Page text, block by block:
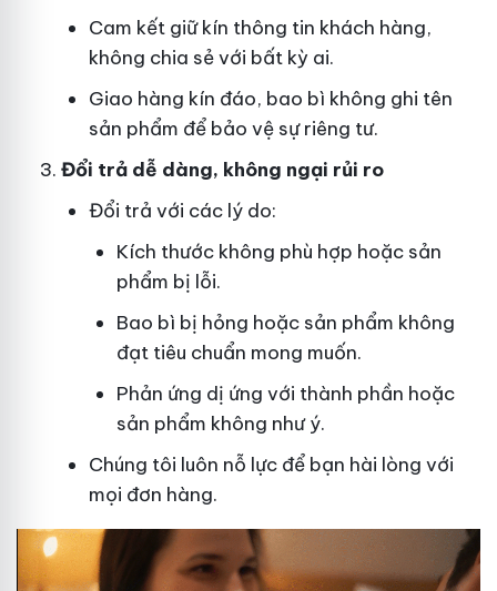
Cam kết giữ kín thông tin khách hàng,
không chia sẻ với bất kỳ ai.
Giao hàng kín đáo, bao bì không ghi tên
sản phẩm để bảo vệ sự riêng tư.
Đổi trả dễ dàng, không ngại rủi ro
Đổi trả với các lý do:
Kích thước không phù hợp hoặc sản
phẩm bị lỗi.
Bao bì bị hỏng hoặc sản phẩm không
đạt tiêu chuẩn mong muốn.
Phản ứng dị ứng với thành phần hoặc
sản phẩm không như ý.
Chúng tôi luôn nỗ lực để bạn hài lòng với
mọi đơn hàng.